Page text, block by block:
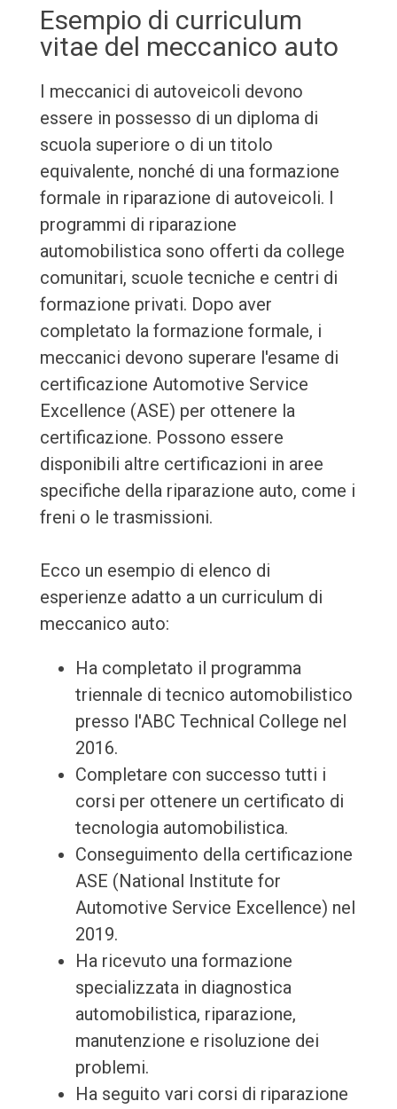
Esempio di curriculum
vitae del meccanico auto
I meccanici di autoveicoli devono
essere in possesso di un diploma di
scuola superiore o di un titolo
equivalente, nonché di una formazione
formale in riparazione di autoveicoli. I
programmi di riparazione
automobilistica sono offerti da college
comunitari, scuole tecniche e centri di
formazione privati. Dopo aver
completato la formazione formale, i
meccanici devono superare l'esame di
certificazione Automotive Service
Excellence (ASE) per ottenere la
certificazione. Possono essere
disponibili altre certificazioni in aree
specifiche della riparazione auto, come i
freni o le trasmissioni.
Ecco un esempio di elenco di
esperienze adatto a un curriculum di
meccanico auto:
Ha completato il programma
triennale di tecnico automobilistico
presso l'ABC Technical College nel
2016.
Completare con successo tutti i
corsi per ottenere un certificato di
tecnologia automobilistica.
Conseguimento della certificazione
ASE (National Institute for
Automotive Service Excellence) nel
2019.
Ha ricevuto una formazione
specializzata in diagnostica
automobilistica, riparazione,
manutenzione e risoluzione dei
problemi.
Ha seguito vari corsi di riparazione